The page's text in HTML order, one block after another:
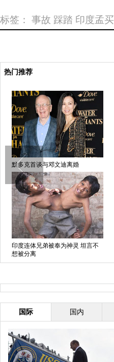
标签： 事故 踩踏 印度孟买
热门推荐
默多克首谈与邓文迪离婚
印度连体兄弟被奉为神灵 坦言不
想被分离
国际 国内